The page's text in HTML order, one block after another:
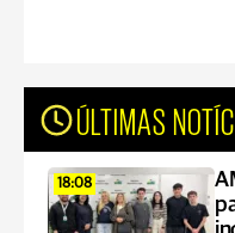
ÚLTIMAS
18:08